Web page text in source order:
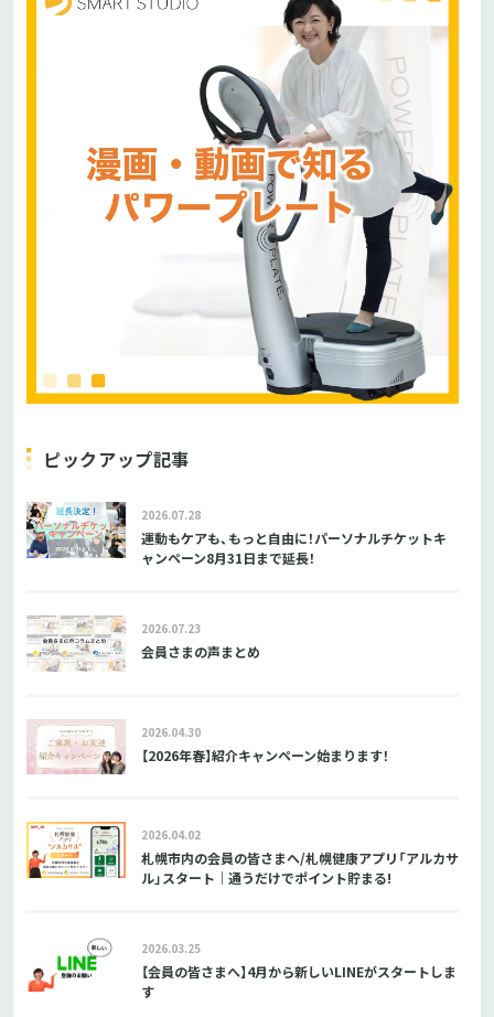
ピックアップ記事
2026.07.28
運動もケアも、もっと自由に！パーソナルチケットキ
ャンペーン8月31日まで延長！
2026.07.23
会員さまの声まとめ
2026.04.30
【2026年春】紹介キャンペーン始まります！
2026.04.02
札幌市内の会員の皆さまへ/札幌健康アプリ「アルカサ
ル」スタート｜通うだけでポイント貯まる!
2026.03.25
【会員の皆さまへ】4月から新しいLINEがスタートしま
す